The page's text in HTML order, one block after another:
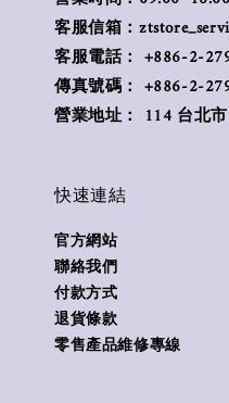
客服信箱：
客服電話： +886-2-
傳真號碼： +886-2-
營業地址： 114 台北
快速連結
官方網站
聯絡我們
付款方式
退貨條款
零售產品維修專線